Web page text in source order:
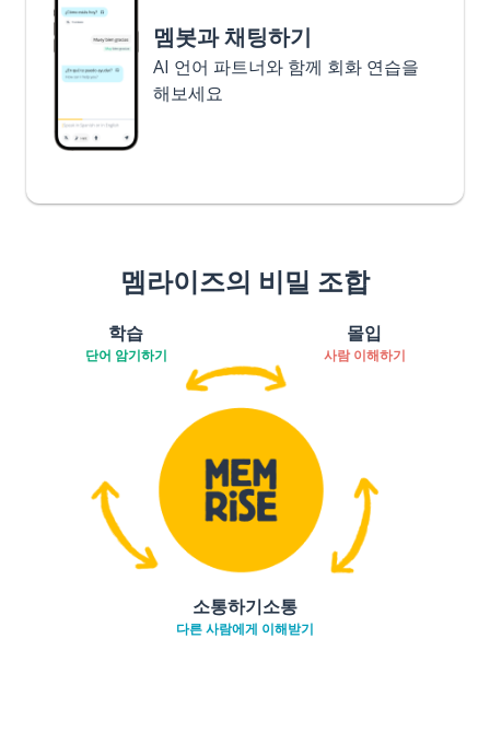
멤봇과 채팅하기
AI 언어 파트너와 함께 회화 연습을
해보세요
멤라이즈의 비밀 조합
학습
단어 암기하기
몰입
사람 이해하기
소통하기소통
다른 사람에게 이해받기